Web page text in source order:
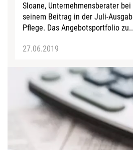
Sloane, Unternehmensberater bei
seinem Beitrag in der Juli-
Pflege. Das Angebotsportfolio
27.06.2019